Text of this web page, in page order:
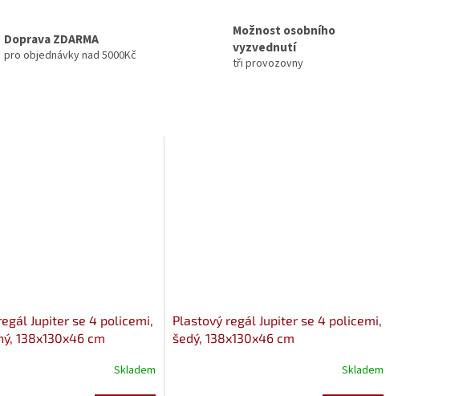
Doprava ZDARMA
pro objednávky nad 5000Kč
Možnost osobního
vyzvednutí
tři provozovny
Jupiter se 4 policemi,
138x130x46 cm
Skladem
Plastový regál Jupiter se 4 policemi,
šedý, 138x130x46 cm
Skladem